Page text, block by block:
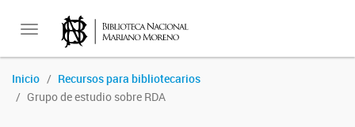
Toggle
navigation
Inicio
Recursos para bibliotecarios
Grupo de estudio sobre RDA